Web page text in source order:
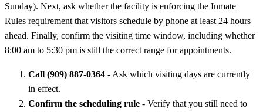
Sunday). Next, ask whether the facility is enforcing the Inmate
Rules requirement that visitors schedule by phone at least 24 hours
ahead. Finally, confirm the visiting time window, including whether
8:00 am to 5:30 pm is still the correct range for appointments.
Call (909) 887-0364 - Ask which visiting days are currently
in effect.
Confirm the scheduling rule - Verify that you still need to